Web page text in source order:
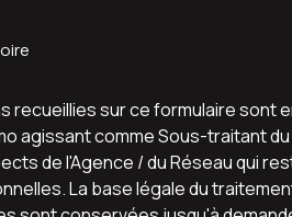
recueillies sur ce formulaire sont
agissant comme Sous-traitant
de l'Agence / du Réseau qui
La base légale du